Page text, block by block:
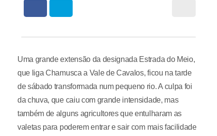
Uma grande extensão da designada Estrada do Meio,
que liga Chamusca a Vale de Cavalos, ficou na tarde
de sábado transformada num pequeno rio. A culpa foi
da chuva, que caiu com grande intensidade, mas
também de alguns agricultores que entulharam as
valetas para poderem entrar e sair com mais facilidade